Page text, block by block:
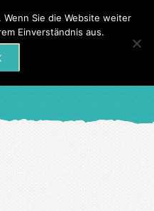
Sie die Website weiter
Einverständnis aus.